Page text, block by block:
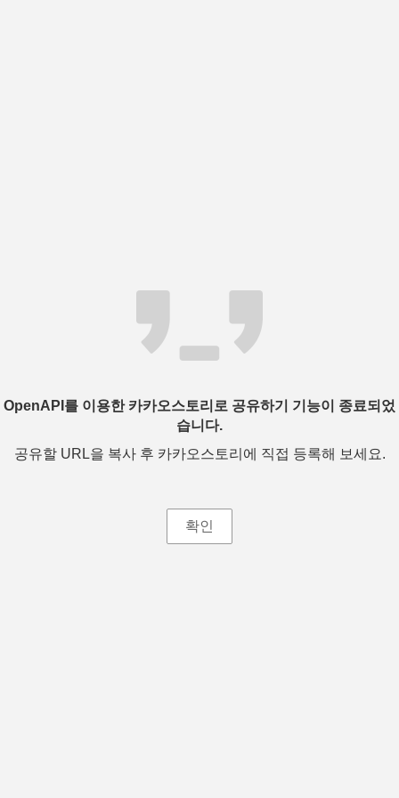
OpenAPI를 이용한 카카오스토리로 공유하기 기능이 종료되었
습니다.
공유할 URL을 복사 후 카카오스토리에 직접 등록해 보세요.
확인